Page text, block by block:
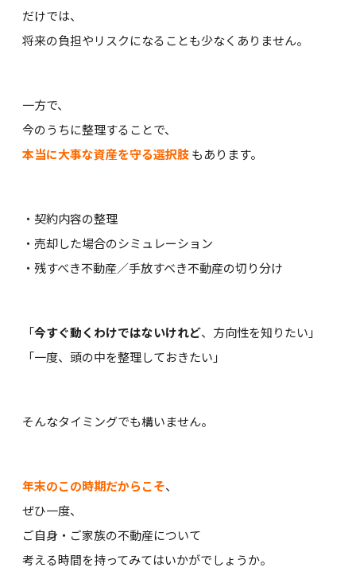
だけでは、
将来の負担やリスクになることも少なくありません。
一方で、
今のうちに整理することで、
本当に大事な資産を守る選択肢もあります。
・契約内容の整理
・売却した場合のシミュレーション
・残すべき不動産／手放すべき不動産の切り分け
「今すぐ動くわけではないけれど、方向性を知りたい」
「一度、頭の中を整理しておきたい」
そんなタイミングでも構いません。
年末のこの時期だからこそ、
ぜひ一度、
ご自身・ご家族の不動産について
考える時間を持ってみてはいかがでしょうか。